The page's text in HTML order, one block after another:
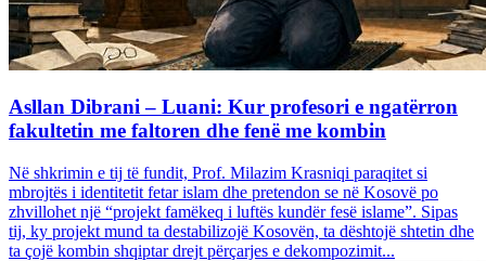
Asllan Dibrani – Luani: Kur profesori e ngatërron
fakultetin me faltoren dhe fenë me kombin
Në shkrimin e tij të fundit, Prof. Milazim Krasniqi paraqitet si
mbrojtës i identitetit fetar islam dhe pretendon se në Kosovë po
zhvillohet një “projekt famëkeq i luftës kundër fesë islame”. Sipas
tij, ky projekt mund ta destabilizojë Kosovën, ta dështojë shtetin dhe
ta çojë kombin shqiptar drejt përçarjes e dekompozimit...